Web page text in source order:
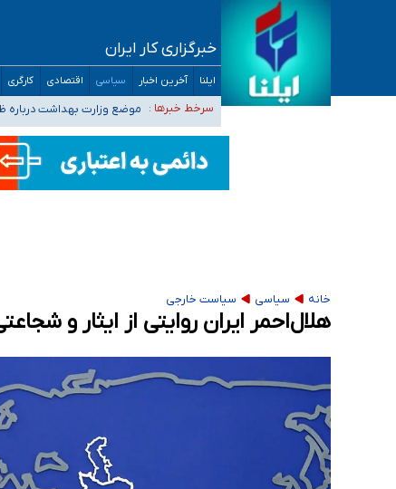
خبرگزاری کار ایران
ایلنا آخرین اخبار سیاسی اقتصادی کارگری
سرخط خبرها :
موضع وزارت بهداشت درباره ظرفیت پزشکی کنکور ۱۴۰۵: خواستار اصلاح
تعویق آزمون ورودی
خبرنگاران راویان حقیقت با دغدغه نان،
آخرین وضعیت شیوع عفونت‌های تنفسی در
خانه سیاسی سیاست خارجی
هلال‌احمر ایران روایتی از ایثار و